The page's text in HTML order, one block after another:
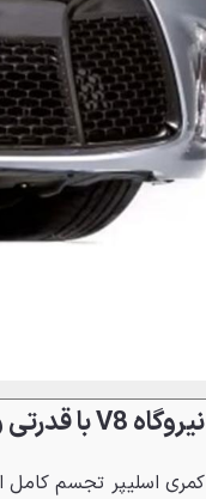
نیروگاه V8 با قدرتی ویرانگر
کمری اسلیپر تجسم کامل